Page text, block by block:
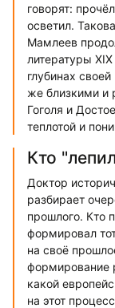
говорят:
осветил.
Мамлеев
литературы
глубинах
же близкими и
Гоголя и
теплотой и
Кто
Доктор
разбирает
прошлого. Кто
формировал
на своё
формирование
какой
на этот